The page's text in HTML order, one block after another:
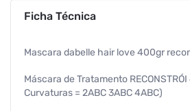
Ficha Técnica
Mascara dabelle hair love 400gr
Máscara de Tratamento
Curvaturas = 2ABC 3ABC 4ABC)